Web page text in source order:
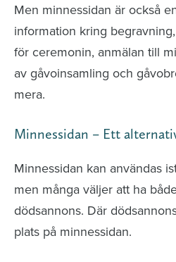
Men minnessidan är också
information kring
för ceremonin, anmälan till
av gåvoinsamling och
mera.
Minnessidan – Ett
Minnessidan kan användas
men många väljer att ha
dödsannons. Där
plats på minnessidan.